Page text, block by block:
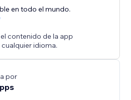
en todo el mundo.
contenido de la app
idioma.
por